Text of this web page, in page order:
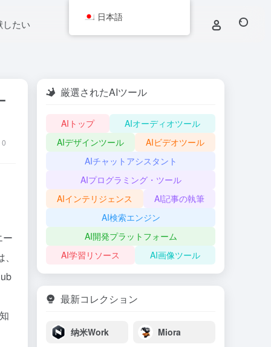
したい
0
ー
厳選されたAIツール
AIトップ
AIオーディオツール
AIデザインツール
AIビデオツール
AIチャットアシスタント
AIプログラミング・ツール
AIインテリジェンス
AI記事の執筆
AI検索エンジン
AI開発プラットフォーム
AI学習リソース
AI画像ツール
最新コレクション
纳米Work Miora
日本語